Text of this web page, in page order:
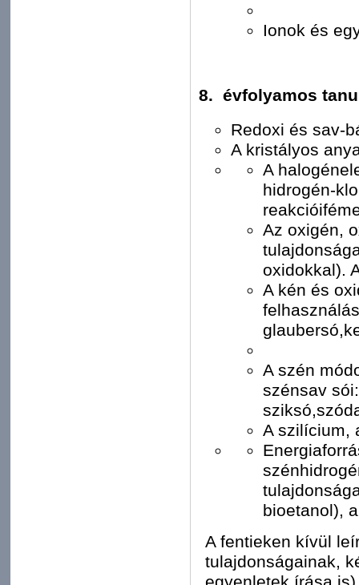
Ionok és
8. évfolyamos
Redoxi és sav-
A kristályos
A
hidrogén-
Az oxigén,
oxidokkal).
A kén és
A szén
szénsav
A szilícium,
bioetanol),
A fentieken kívül
tulajdonságainak,